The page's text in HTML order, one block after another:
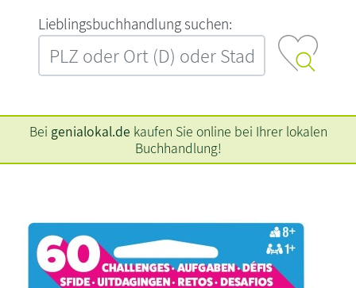
L‍i‍e‍b‍l‍i‍n‍g‍s‍b‍u‍c‍h‍h‍a‍n‍d‍l‍u‍n‍g‍ ‍s‍u‍c‍h‍e‍n‍:‍
Bei genialokal.de kaufen Sie online bei Ihrer lokalen
Buchhandlung!